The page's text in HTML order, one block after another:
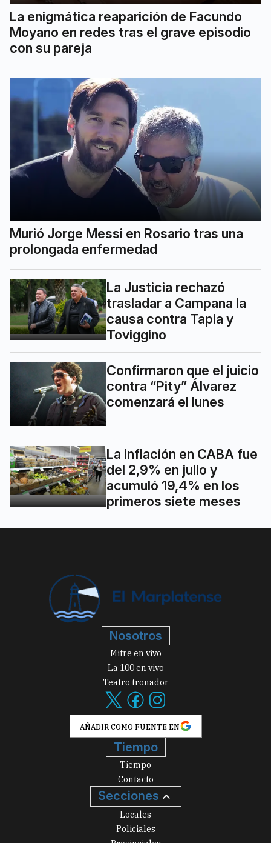
La enigmática reaparición de Facundo
Moyano en redes tras el grave episodio
con su pareja
Murió Jorge Messi en Rosario tras una
prolongada enfermedad
La Justicia rechazó
trasladar a Campana la
causa contra Tapia y
Toviggino
Confirmaron que el juicio
contra “Pity” Álvarez
comenzará el lunes
La inflación en CABA fue
del 2,9% en julio y
acumuló 19,4% en los
primeros siete meses
Nosotros
Mitre en vivo
La 100 en vivo
Teatro tronador
AÑADIR COMO FUENTE EN
Tiempo
Tiempo
Contacto
Secciones
Locales
Policiales